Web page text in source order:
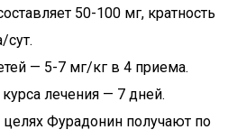
50-100 мг, кратность
сут.
— 5-7 мг/кг в 4 приема.
лечения — 7 дней.
Фурадонин получают по